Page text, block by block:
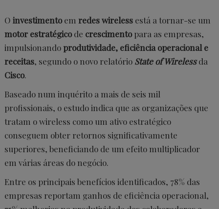
O investimentoem redes wireless está a tornar-se um
motor estratégicode crescimentopara as empresas,
impulsionando produtividade, eficiência operacional e
receitas, segundo o novo relatório State of Wirelessda
Cisco.
Baseado num inquérito a mais de seis mil
profissionais, o estudo indica que as organizações que
tratam o wireless como um ativo estratégico
conseguem obter retornos significativamente
superiores, beneficiando de um efeito multiplicador
em várias áreas do negócio.
Entre os principais benefícios identificados, 78% das
empresas reportam ganhos de eficiência operacional,